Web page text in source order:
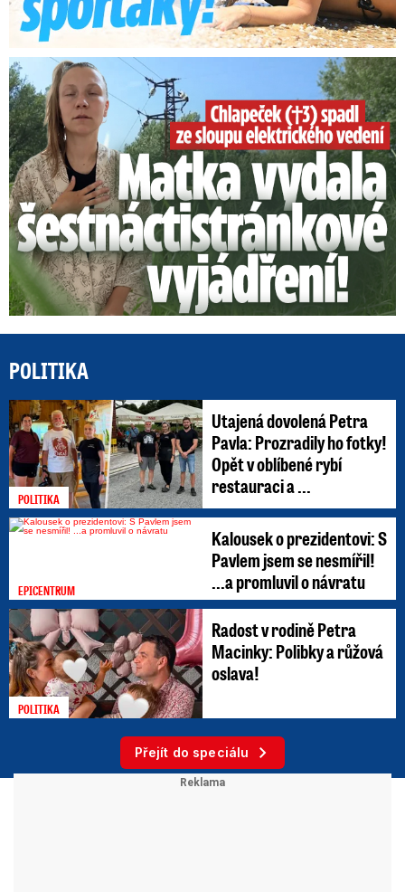
Smrtelný pád chlapce: Matka vydala vyjádření na 16 stran
POLITIKA
POLITIKA
Utajená dovolená Petra
Pavla: Prozradily ho fotky!
Opět v oblíbené rybí
restauraci a ...
EPICENTRUM
Kalousek o prezidentovi: S
Pavlem jsem se nesmířil!
...a promluvil o návratu
POLITIKA
Radost v rodině Petra
Macinky: Polibky a růžová
oslava!
Přejít do speciálu